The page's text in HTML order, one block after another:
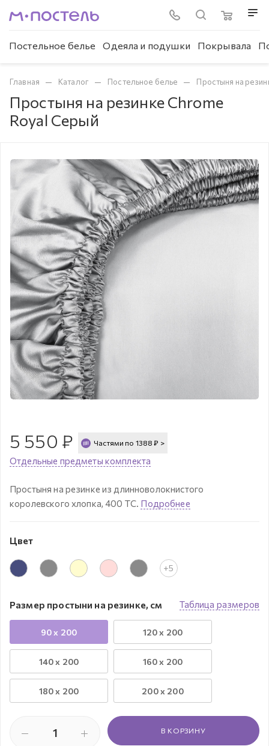
Постельное белье Одеяла и подушки Покрывала
Главная — Каталог — Постельное белье — Простыня на
Простыня на резинке Chrome
Royal Серый
5 550 ₽ Частями по 1388 ₽ >
Отдельные предметы комплекта
Простыня на резинке из длинноволокнистого
королевского хлопка, 400 ТС. Подробнее
Цвет
+5
Таблица размеров
Размер простыни на резинке, см
90 x 200 120 x 200
140 x 200 160 x 200
180 x 200 200 x 200
В КОРЗИНУ